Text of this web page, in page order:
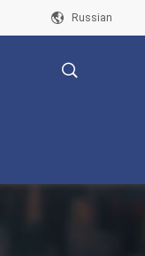
Russian